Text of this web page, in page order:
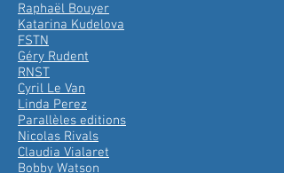
Raphaël Bouyer
Katarina Kudelova
FSTN
Géry Rudent
RNST
Cyril Le Van
Linda Perez
Parallèles editions
Nicolas Rivals
Claudia Vialaret
Bobby Watson